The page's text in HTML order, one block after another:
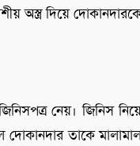
অস্ত্র দিয়ে
নেয়। জিনিস
দোকানদার তাকে